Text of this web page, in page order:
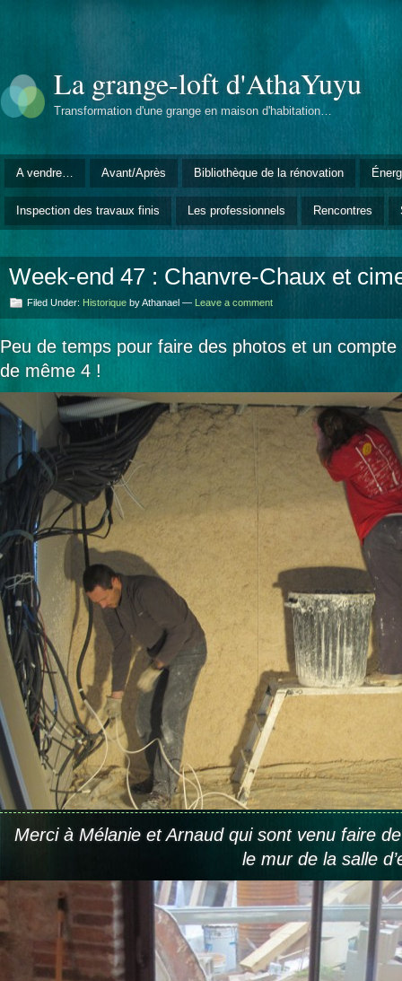
La grange-loft d'AthaYuyu
Transformation d'une grange en maison d'habitation…
A vendre… Avant/Après Bibliothèque de la rénovation
Inspection des travaux finis Les professionnels Rencontres
Week-end 47 : Chanvre-Chaux et
Filed Under: Historique by Athanael — Leave a comment
Peu de temps pour faire des photos et un
de même 4 !
Merci à Mélanie et Arnaud qui sont venu faire
le mur de la salle